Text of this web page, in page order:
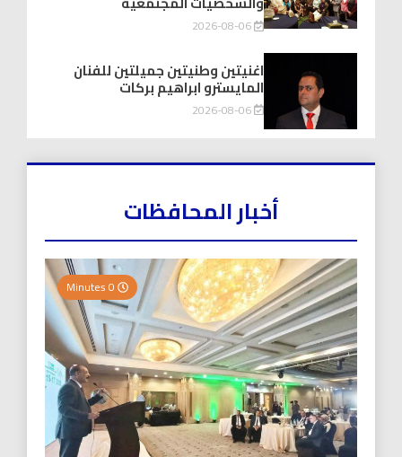
2026-08-06
اغنيتين وطنيتين جميلتين للفنان
المايسترو ابراهيم بركات
2026-08-06
أخبار المحافظات